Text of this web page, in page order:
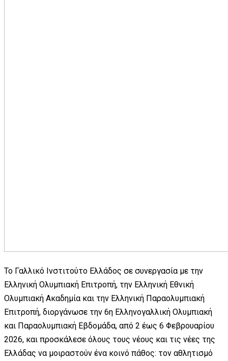
Το Γαλλικό Ινστιτούτο Ελλάδος σε συνεργασία με την
Ελληνική Ολυμπιακή Επιτροπή, την Ελληνική Εθνική
Ολυμπιακή Ακαδημία και την Ελληνική Παραολυμπιακή
Επιτροπή, διοργάνωσε την 6η Ελληνογαλλική Ολυμπιακή
και Παραολυμπιακή Εβδομάδα, από 2 έως 6 Φεβρουαρίου
2026, και προσκάλεσε όλους τους νέους και τις νέες της
Ελλάδας να μοιραστούν ένα κοινό πάθος: τον αθλητισμό